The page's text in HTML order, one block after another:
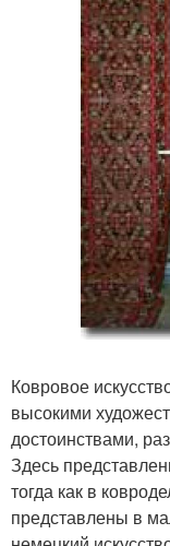
Ковровое
высокими
достоинствами,
Здесь
тогда как в
представлены в